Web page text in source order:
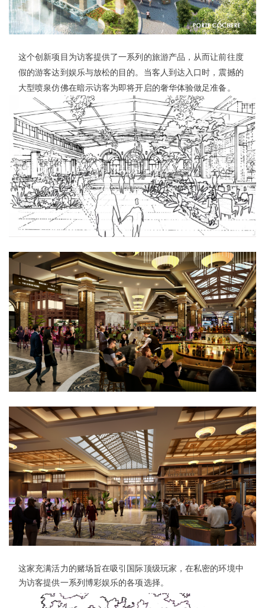
这个创新项目为访客提供了一系列的旅游产品，从而让前往度
假的游客达到娱乐与放松的目的。 当客人到达入口时，震撼的
大型喷泉仿佛在暗示访客为即将开启的奢华体验做足准备。
这家充满活力的赌场旨在吸引国际顶级玩家，在私密的环境中
为访客提供一系列博彩娱乐的各项选择。